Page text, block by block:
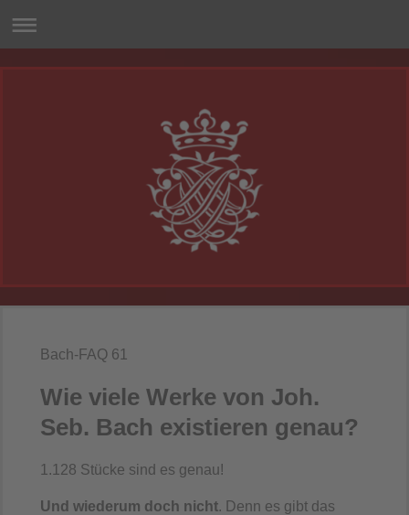
Bach-FAQ 61
Wie viele Werke von Joh.
Seb. Bach existieren genau?
1.128 Stücke sind es genau!
Und wiederum doch nicht. Denn es gibt das